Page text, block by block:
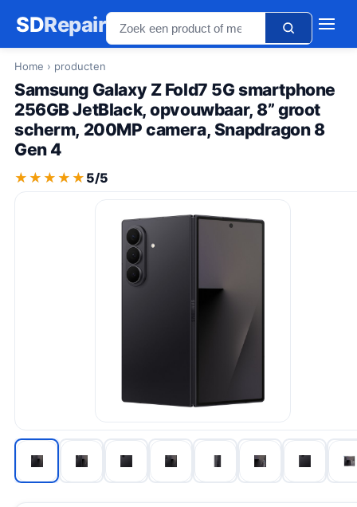
SDRepair
Home › producten
Samsung Galaxy Z Fold7 5G smartphone
256GB JetBlack, opvouwbaar, 8” groot
scherm, 200MP camera, Snapdragon 8
Gen 4
★★★★★
★★★★★ 5/5